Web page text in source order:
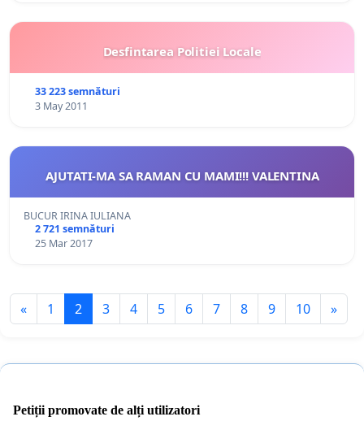
Desfintarea Politiei Locale
33 223 semnături
3 May 2011
AJUTATI-MA SA RAMAN CU MAMI!!! VALENTINA
BUCUR IRINA IULIANA
2 721 semnături
25 Mar 2017
« 1 2 3 4 5 6 7 8 9 10 »
Petiții promovate de alți utilizatori